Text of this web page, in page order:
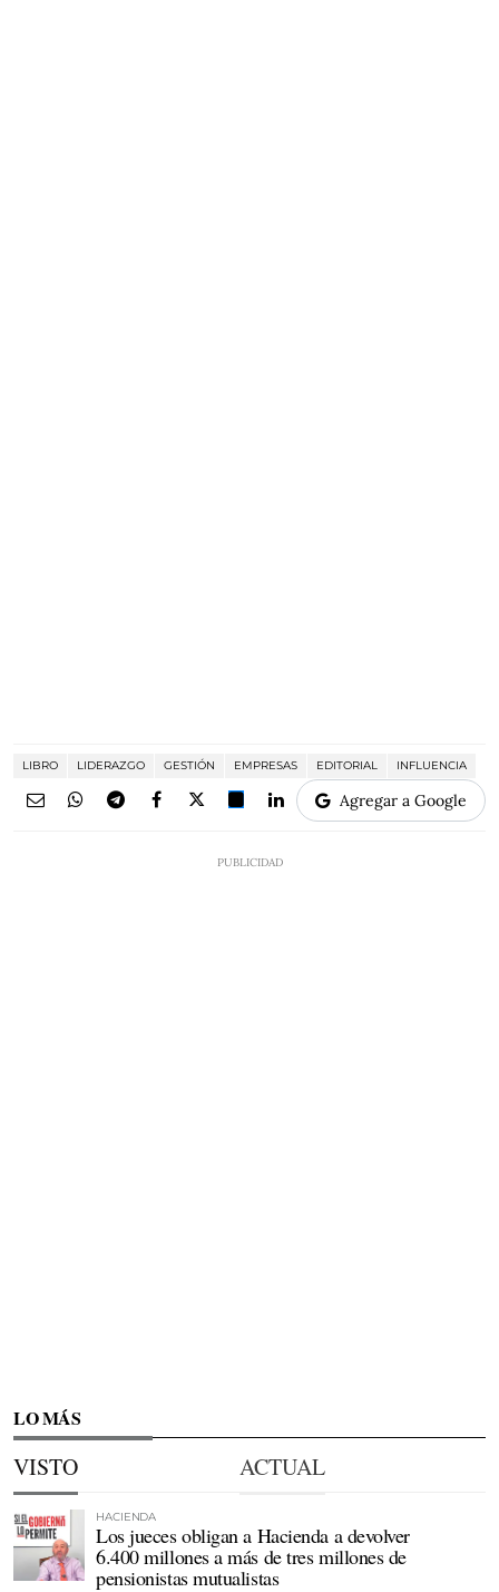
LIBRO LIDERAZGO GESTIÓN EMPRESAS EDITORIAL INFLUENCIA
Agregar a Google
LO MÁS
VISTO ACTUAL
HACIENDA
Los jueces obligan a Hacienda a devolver
6.400 millones a más de tres millones de
pensionistas mutualistas